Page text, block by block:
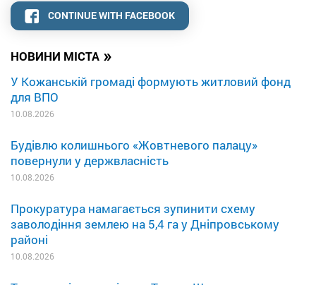
НОВИНИ МІСТА »
У Кожанській громаді формують житловий фонд
для ВПО
10.08.2026
Будівлю колишнього «Жовтневого палацу»
повернули у держвласність
10.08.2026
Прокуратура намагається зупинити схему
заволодіння землею на 5,4 га у Дніпровському
районі
10.08.2026
CONTINUE WITH FACEBOOK